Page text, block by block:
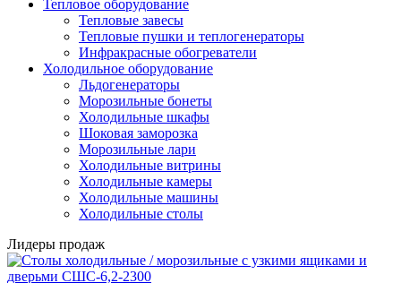
Тепловое оборудование
Тепловые завесы
Тепловые пушки и теплогенераторы
Инфракрасные обогреватели
Холодильное оборудование
Льдогенераторы
Морозильные бонеты
Холодильные шкафы
Шоковая заморозка
Морозильные лари
Холодильные витрины
Холодильные камеры
Холодильные машины
Холодильные столы
Лидеры продаж